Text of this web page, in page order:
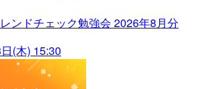
ンドチェック勉強会 2026年8月分
(木) 15:30